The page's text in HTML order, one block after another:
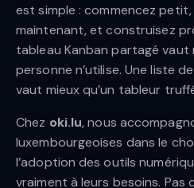
est simple : commencez
maintenant, et construisez
tableau Kanban partagé vaut
personne n’utilise. Une liste
vaut mieux qu’un tableur
Chez oki.lu, nous
luxembourgeoises dans le
l’adoption des outils
vraiment à leurs besoins. Pas